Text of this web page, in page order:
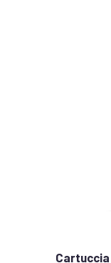
Cartuccia